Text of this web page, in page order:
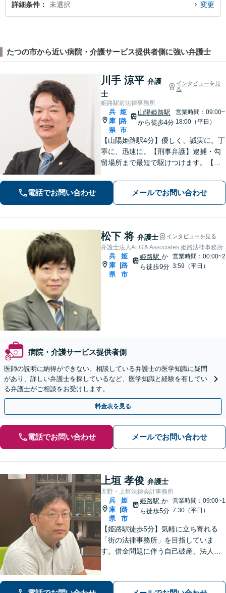
詳細条件 未選択 変更
たつの市から近い病院・介護サービス提供者側に強い弁護士
川手 涼平 弁護
士
インタビューを見
る
姫路駅前法律事務所
兵
庫
県
姫
路
市
山陽姫路駅
から徒歩4分
営業時間：09:00~
18:00（平日）
【山陽姫路駅4分】優しく、誠実に。丁
寧に、迅速に。【刑事弁護】逮捕・勾
留場所まで最短で駆けつけます。【債
の生活再建をサポートします。【交通
事故】「こんな相談でも大丈夫だろう
か」と躊躇されている方もご相談くだ
さい。
電話でお問い合わせ メールでお問い合わせ
松下 将 弁護士 インタビューを見る
弁護士法人ALG＆Associates 姫路法律事務所
兵
庫
県
姫
路
市
姫路駅 か
ら徒歩9分
営業時間：00:00~2
3:59（平日）
病院・介護サービス提供者側
医師の説明に納得ができない、相談している弁護士の医学知識に疑問
があり、詳しい弁護士を探しているなど、医学知識と経験を有してい
る弁護士がご相談をお受けします。
料金表を見る
電話でお問い合わせ メールでお問い合わせ
上垣 孝俊 弁護士
天野・上垣法律会計事務所
兵
庫
県
姫
路
市
姫路駅 か
ら徒歩5分
営業時間：09:00~1
7:30（平日）
【姫路駅徒歩5分】気軽に立ち寄れる
「街の法律事務所」を目指していま
す。借金問題に伴う自己破産、法人破
しっかり耳を傾けサポートいたしま